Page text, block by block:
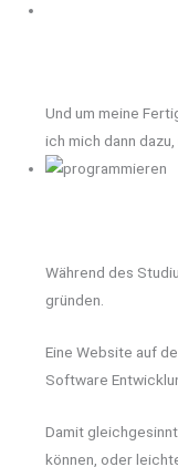
Und um meine
ich mich dann
Während des
gründen.
Eine Website auf
Software
Damit
können, oder